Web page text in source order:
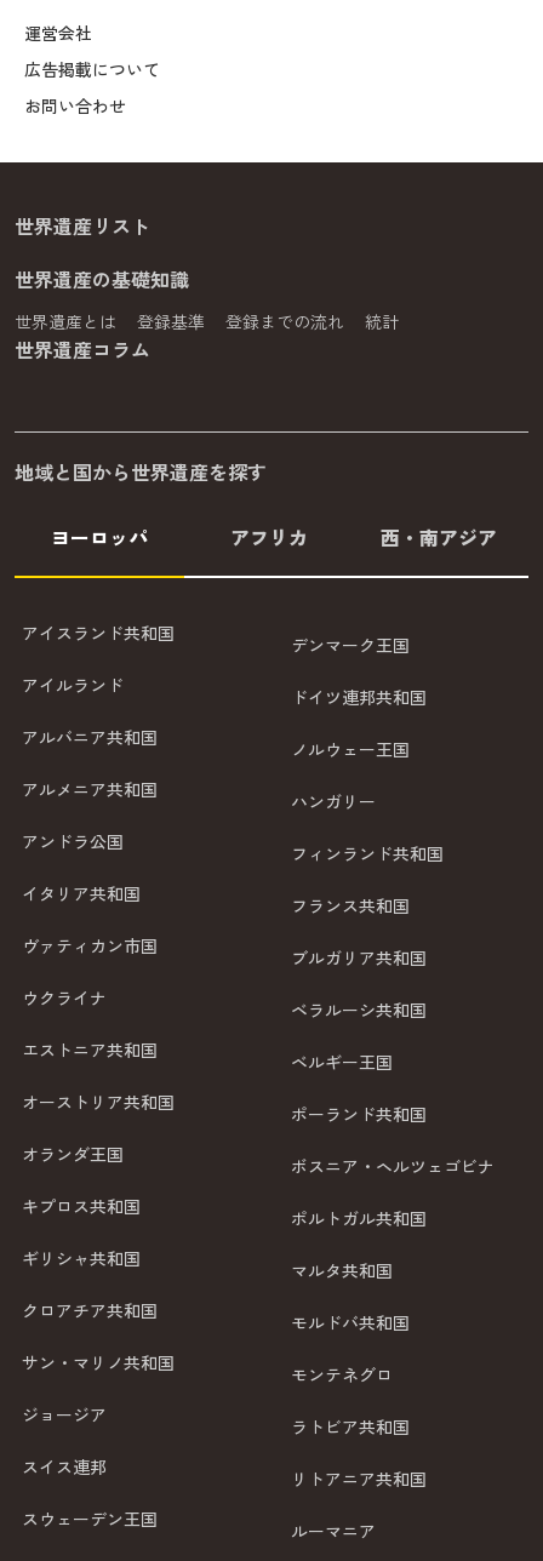
運営会社
広告掲載について
お問い合わせ
世界遺産リスト
世界遺産の基礎知識
世界遺産とは 登録基準 登録までの流れ 統計
世界遺産コラム
地域と国から世界遺産を探す
ヨーロッパ アフリカ 西・南アジア
アイスランド共和国
アイルランド
アルバニア共和国
アルメニア共和国
アンドラ公国
イタリア共和国
ヴァティカン市国
ウクライナ
エストニア共和国
オーストリア共和国
オランダ王国
キプロス共和国
ギリシャ共和国
クロアチア共和国
サン・マリノ共和国
ジョージア
スイス連邦
スウェーデン王国
デンマーク王国
ドイツ連邦共和国
ノルウェー王国
ハンガリー
フィンランド共和国
フランス共和国
ブルガリア共和国
ベラルーシ共和国
ベルギー王国
ポーランド共和国
ボスニア・ヘルツェゴビナ
ポルトガル共和国
マルタ共和国
モルドバ共和国
モンテネグロ
ラトビア共和国
リトアニア共和国
ルーマニア